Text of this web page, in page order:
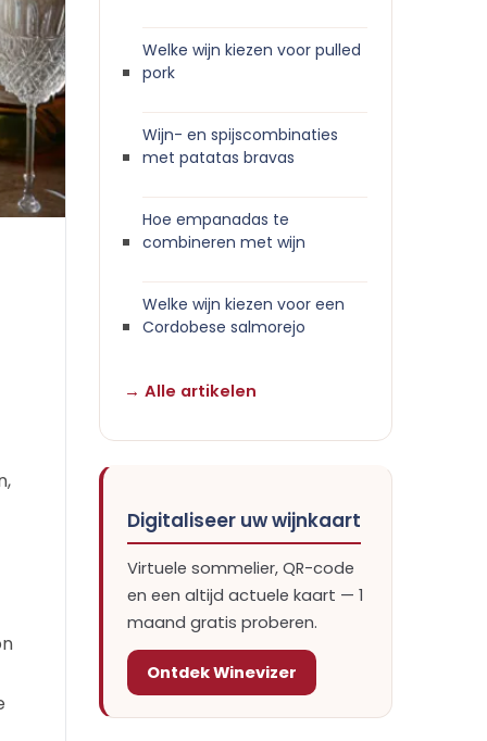
Welke wijn kiezen voor pulled
pork
Wijn- en spijscombinaties
met patatas bravas
Hoe empanadas te
combineren met wijn
Welke wijn kiezen voor een
Cordobese salmorejo
→ Alle artikelen
Digitaliseer uw wijnkaart
Virtuele sommelier, QR-code
en een altijd actuele kaart — 1
maand gratis proberen.
Ontdek Winevizer